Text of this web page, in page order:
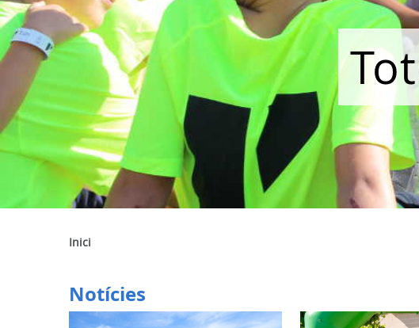
Inici
Notícies